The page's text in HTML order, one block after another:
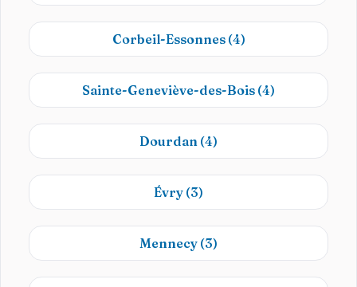
Corbeil-Essonnes (4)
Sainte-Geneviève-des-Bois (4)
Dourdan (4)
Évry (3)
Mennecy (3)